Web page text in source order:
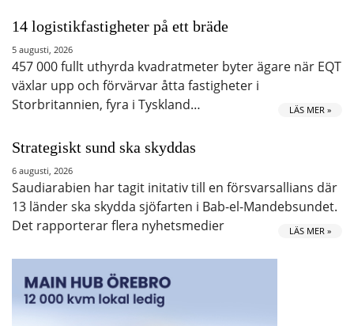
14 logistikfastigheter på ett bräde
5 augusti, 2026
457 000 fullt uthyrda kvadratmeter byter ägare när EQT
växlar upp och förvärvar åtta fastigheter i
Storbritannien, fyra i Tyskland…
LÄS MER »
Strategiskt sund ska skyddas
6 augusti, 2026
Saudiarabien har tagit initativ till en försvarsallians där
13 länder ska skydda sjöfarten i Bab-el-Mandebsundet.
Det rapporterar flera nyhetsmedier
LÄS MER »